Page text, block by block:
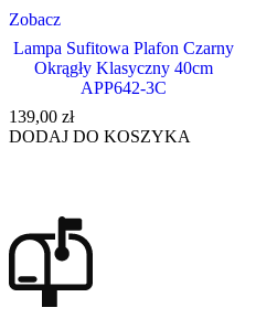
Zobacz
Lampa Sufitowa Plafon Czarny
Okrągły Klasyczny 40cm
APP642-3C
139,00 zł
DODAJ DO KOSZYKA